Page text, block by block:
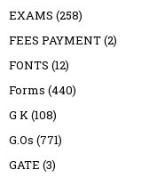
EXAMS (258)
FEES PAYMENT(2)
FONTS (12)
Forms (440)
G K(108)
G.Os (771)
GATE (3)